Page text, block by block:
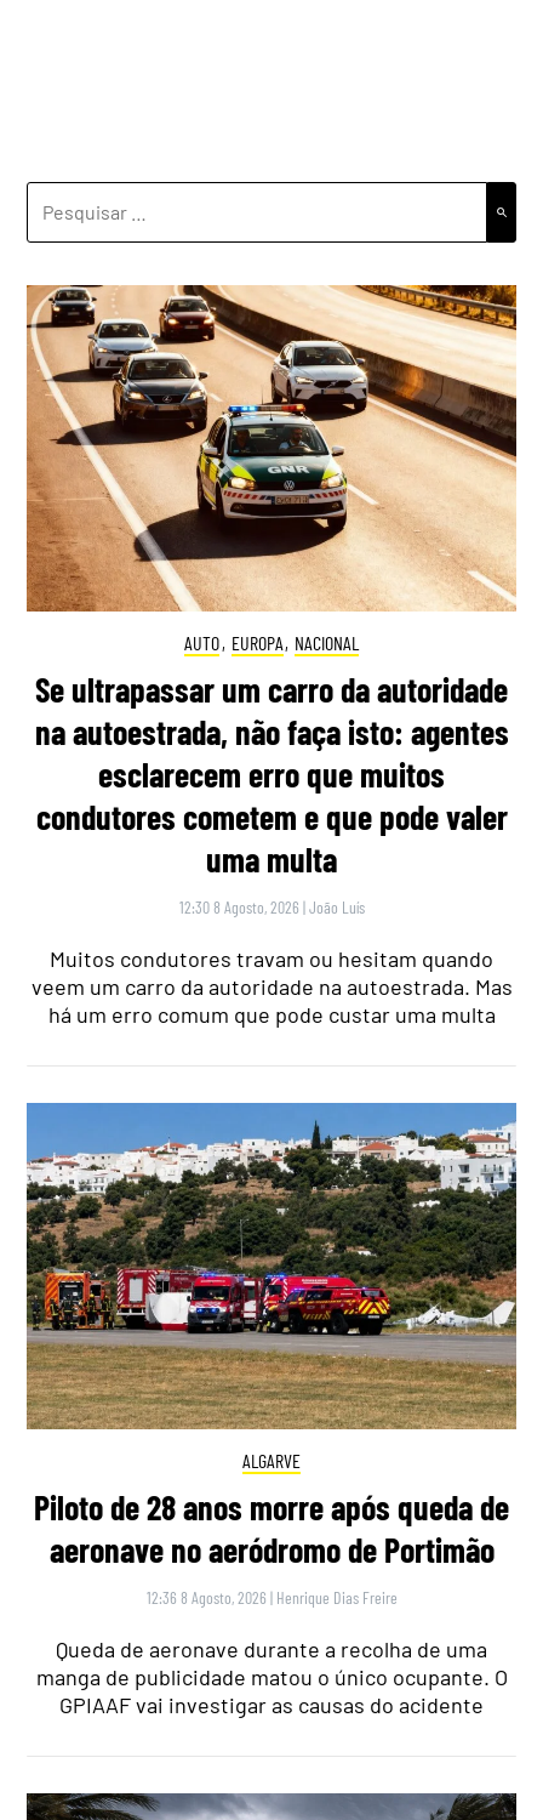
POR:
AUTO, EUROPA, NACIONAL
Se ultrapassar um carro da autoridade
na autoestrada, não faça isto: agentes
esclarecem erro que muitos
condutores cometem e que pode valer
uma multa
12:30 8 Agosto, 2026 |João Luís
Muitos condutores travam ou hesitam quando
veem um carro da autoridade na autoestrada. Mas
há um erro comum que pode custar uma multa
ALGARVE
Piloto de 28 anos morre após queda de
aeronave no aeródromo de Portimão
12:36 8 Agosto, 2026 | Henrique Dias Freire
Queda de aeronave durante a recolha de uma
manga de publicidade matou o único ocupante. O
GPIAAF vai investigar as causas do acidente